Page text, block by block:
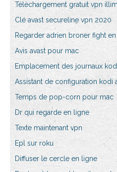
Téléchargement gratuit vpn
Clé avast secureline vpn 2020
Regarder adrien broner fight
Avis avast pour mac
Emplacement des journaux
Assistant de configuration kodi
Temps de pop-corn pour mac
Dr qui regarde en ligne
Texte maintenant vpn
Epl sur roku
Diffuser le cercle en ligne